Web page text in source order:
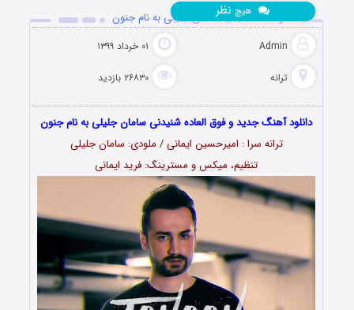
دانلود آهنگ جدید سامان جلیلی به نام جنون
Admin ۰۱ خرداد ۱۳۹۹
ترانه ۲۶۸۳۰ بازدید
هیچ نظر
دانلود آهنگ جدید و فوق العاده شنیدنی سامان جلیلی به نام جنون
ترانه سرا : امیرحسین ایمانی / ملودی: سامان جلیلی
تنظیم، میکس و مسترینگ: فرید ایمانی